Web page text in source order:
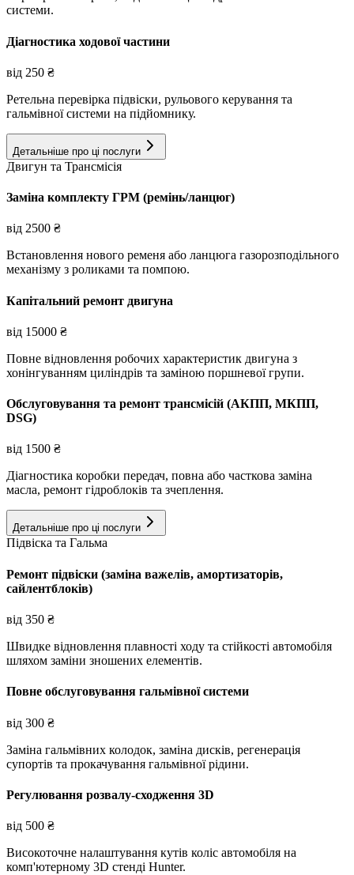
системи.
Діагностика ходової частини
від 250 ₴
Ретельна перевірка підвіски, рульового керування та
гальмівної системи на підйомнику.
Детальніше про ці послуги
Двигун та Трансмісія
Заміна комплекту ГРМ (ремінь/ланцюг)
від 2500 ₴
Встановлення нового ременя або ланцюга газорозподільного
механізму з роликами та помпою.
Капітальний ремонт двигуна
від 15000 ₴
Повне відновлення робочих характеристик двигуна з
хонінгуванням циліндрів та заміною поршневої групи.
Обслуговування та ремонт трансмісій (АКПП, МКПП,
DSG)
від 1500 ₴
Діагностика коробки передач, повна або часткова заміна
масла, ремонт гідроблоків та зчеплення.
Детальніше про ці послуги
Підвіска та Гальма
Ремонт підвіски (заміна важелів, амортизаторів,
сайлентблоків)
від 350 ₴
Швидке відновлення плавності ходу та стійкості автомобіля
шляхом заміни зношених елементів.
Повне обслуговування гальмівної системи
від 300 ₴
Заміна гальмівних колодок, заміна дисків, регенерація
супортів та прокачування гальмівної рідини.
Регулювання розвалу-сходження 3D
від 500 ₴
Високоточне налаштування кутів коліс автомобіля на
комп'ютерному 3D стенді Hunter.